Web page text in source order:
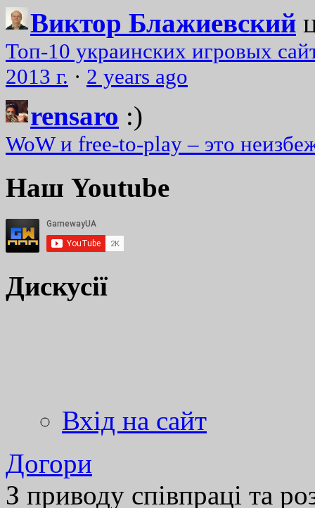
Виктор Блажиевский
Топ-10 украинских игровых
2013 г. · 2 years ago
rensaro :)
WoW и free-to-play – это
Наш Youtube
Дискусії
Вхід на сайт
Догори
З приводу співпраці та